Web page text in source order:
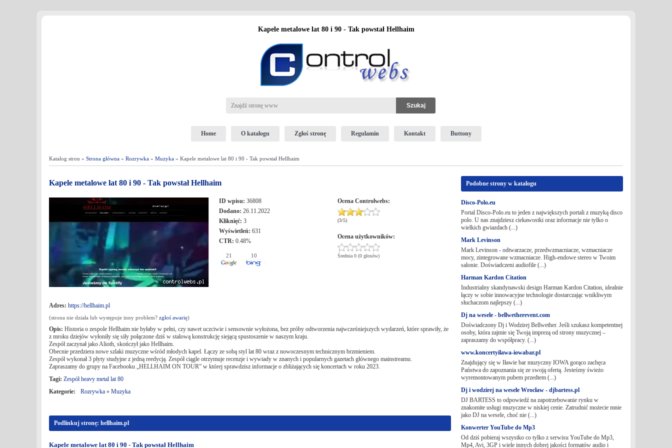
Kapele metalowe lat 80 i 90 - Tak powstał Hellhaim
Home O katalogu Zgłoś stronę Regulamin Kontakt Buttony
Katalog stron » Strona główna » Rozrywka » Muzyka » Kapele metalowe lat 80 i 90 - Tak powstał Hellhaim
Kapele metalowe lat 80 i 90 - Tak powstał Hellhaim
ID wpisu: 36808
Dodano: 26.11.2022
Kliknięć: 3
Wyświetleń: 631
CTR: 0.48%
21 10
Ocena Controlwebs:
(3/5)
Ocena użytkowników:
Średnia 0 (0 głosów)
Adres: https://hellhaim.pl
(strona nie działa lub występuje inny problem? zgłoś awarię)
Opis: Historia o zespole Hellhaim nie byłaby w pełni, czy nawet uczciwie i sensownie wyłożona, bez próby odtworzenia najwcześniejszych wydarzeń, które sprawiły, że
z mroku dziejów wyłoniły się siły połączone dziś w stalową konstrukcję siejącą spustoszenie w naszym kraju.
Zespół zaczynał jako Alioth, skończył jako Hellhaim.
Obecnie przedziera nowe szlaki muzyczne wśród młodych kapel. Łączy ze sobą styl lat 80 wraz z nowoczesnym technicznym brzmieniem.
Zespół wykonał 3 płyty studyjne z jedną reedycją. Zespół ciągle otrzymuje recenzje i wywiady w znanych i popularnych gazetach głównego mainstreamu.
Zapraszamy do grupy na Facebooku „HELLHAIM ON TOUR” w której sprawdzisz informacje o zbliżających się koncertach w roku 2023.
Tagi: Zespół heavy metal lat 80
Kategorie:
Rozrywka » Muzyka
Podlinkuj stronę: hellhaim.pl
Kapele metalowe lat 80 i 90 - Tak powstał Hellhaim
Podobne strony w katalogu
Disco-Polo.eu
Portal Disco-Polo.eu to jeden z największych portali z muzyką disco
polo. U nas znajdziesz ciekawostki oraz informacje nie tylko o
wielkich gwiazdach (...)
Mark Levinson
Mark Levinson - odtwarzacze, przedwzmacniacze, wzmacniacze
mocy, zintegrowane wzmacniacze. High-endowe stereo w Twoim
salonie. Doświadczeni audiofile (...)
Harman Kardon Citation
Industrialny skandynawski design Harman Kardon Citation, idealnie
łączy w sobie innowacyjne technologie dostarczając wnikliwym
słuchaczom najlepszy (...)
Dj na wesele - bellwetherevent.com
Doświadczony Dj i Wodzirej Bellwether. Jeśli szukasz kompetentnej
osoby, która zajmie się Twoją imprezą od strony muzycznej –
zapraszamy do współpracy. (...)
www.koncertyilawa-iowabar.pl
Znajdujący się w Iławie bar muzyczny IOWA gorąco zachęca
Państwa do zapoznania się ze swoją ofertą. Jesteśmy świeżo
wyremontowanym pubem przedtem (...)
Dj i wodzirej na wesele Wrocław - djbartess.pl
DJ BARTESS to odpowiedź na zapotrzebowanie rynku w
znakomite usługi muzyczne w niskiej cenie. Zatrudnić możecie mnie
jako DJ na wesele, choć nie (...)
Konwerter YouTube do Mp3
Od dziś pobieraj wszystko co tylko z serwisu YouTube do Mp3,
Mp4, Avi, 3GP i wiele innych dobrej jakości formatów audio i